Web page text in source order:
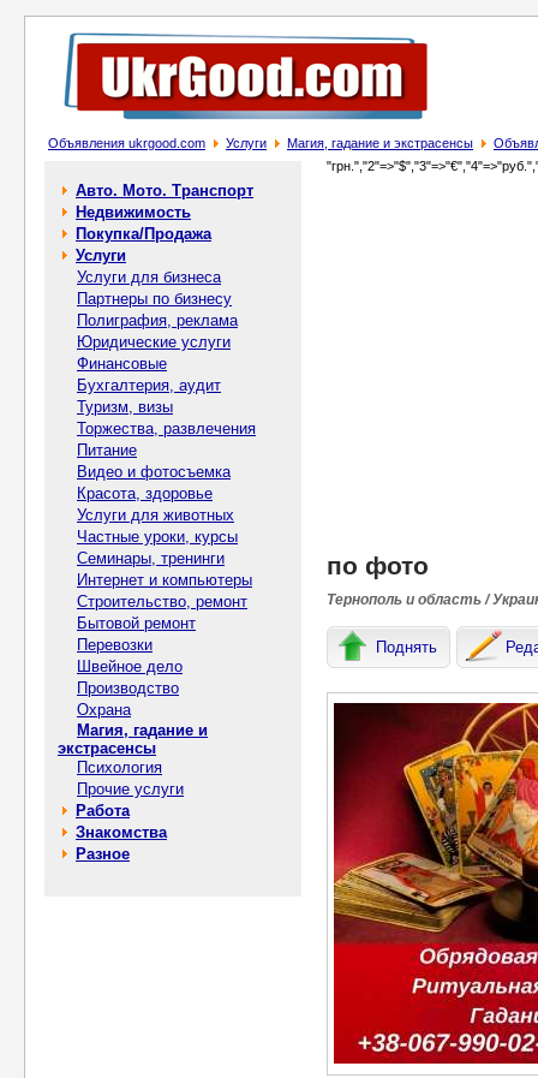
Объявления ukrgood.com Услуги Магия, гадание и экстрасенсы
Авто. Мото. Транспорт
Недвижимость
Покупка/Продажа
Услуги
Услуги для бизнеса
Партнеры по бизнесу
Полиграфия, реклама
Юридические услуги
Финансовые
Бухгалтерия, аудит
Туризм, визы
Торжества, развлечения
Питание
Видео и фотосъемка
Красота, здоровье
Услуги для животных
Частные уроки, курсы
Семинары, тренинги
Интернет и компьютеры
Строительство, ремонт
Бытовой ремонт
Перевозки
Швейное дело
Производство
Охрана
Магия, гадание и
экстрасенсы
Психология
Прочие услуги
Работа
Знакомства
Разное
по фото
Тернополь и область /
Поднять